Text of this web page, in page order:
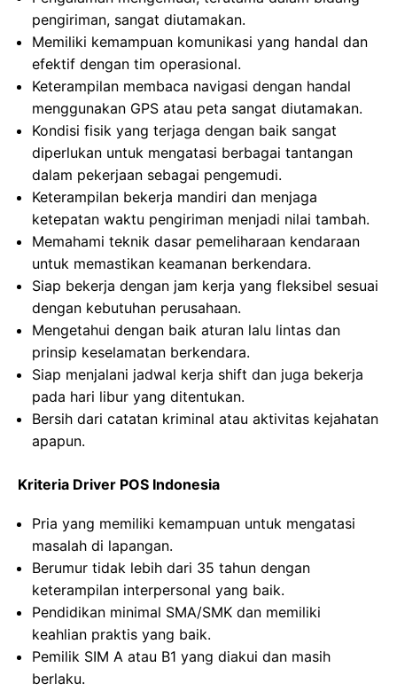
pengiriman, sangat diutamakan.
Memiliki kemampuan komunikasi yang handal dan
efektif dengan tim operasional.
Keterampilan membaca navigasi dengan handal
menggunakan GPS atau peta sangat diutamakan.
Kondisi fisik yang terjaga dengan baik sangat
diperlukan untuk mengatasi berbagai tantangan
dalam pekerjaan sebagai pengemudi.
Keterampilan bekerja mandiri dan menjaga
ketepatan waktu pengiriman menjadi nilai tambah.
Memahami teknik dasar pemeliharaan kendaraan
untuk memastikan keamanan berkendara.
Siap bekerja dengan jam kerja yang fleksibel sesuai
dengan kebutuhan perusahaan.
Mengetahui dengan baik aturan lalu lintas dan
prinsip keselamatan berkendara.
Siap menjalani jadwal kerja shift dan juga bekerja
pada hari libur yang ditentukan.
Bersih dari catatan kriminal atau aktivitas kejahatan
apapun.
Kriteria Driver POS Indonesia
Pria yang memiliki kemampuan untuk mengatasi
masalah di lapangan.
Berumur tidak lebih dari 35 tahun dengan
keterampilan interpersonal yang baik.
Pendidikan minimal SMA/SMK dan memiliki
keahlian praktis yang baik.
Pemilik SIM A atau B1 yang diakui dan masih
berlaku.